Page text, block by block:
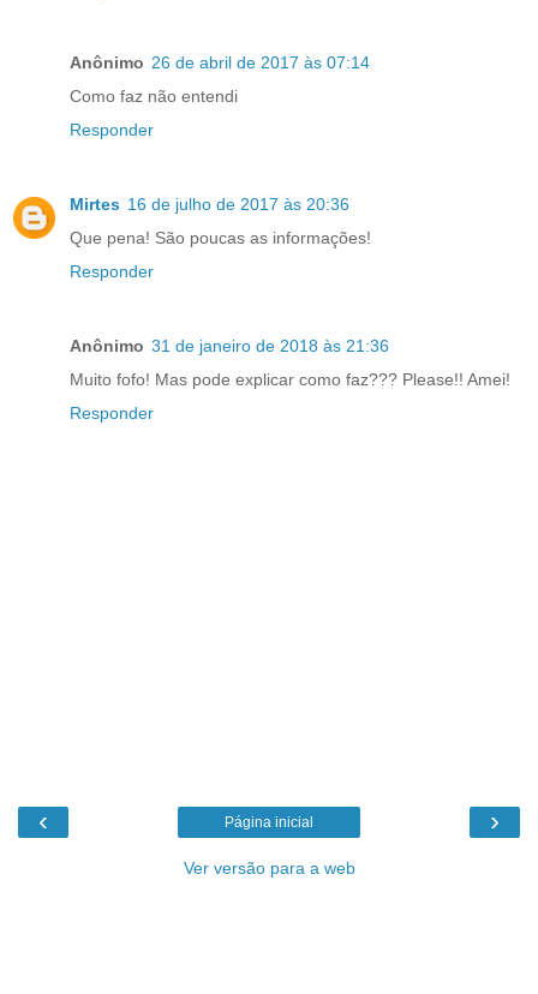
Anônimo 26 de abril de 2017 às 07:14
Como faz não entendi
Responder
Mirtes 16 de julho de 2017 às 20:36
Que pena! São poucas as informações!
Responder
Anônimo 31 de janeiro de 2018 às 21:36
Muito fofo! Mas pode explicar como faz??? Please!! Amei!
Responder
‹ ›
Página inicial
Ver versão para a web